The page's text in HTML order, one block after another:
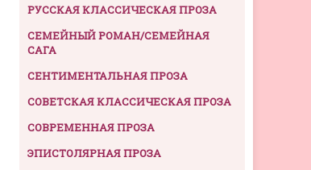
РУССКАЯ КЛАССИЧЕСКАЯ ПРОЗА
СЕМЕЙНЫЙ РОМАН/СЕМЕЙНАЯ
САГА
СЕНТИМЕНТАЛЬНАЯ ПРОЗА
СОВЕТСКАЯ КЛАССИЧЕСКАЯ ПРОЗА
СОВРЕМЕННАЯ ПРОЗА
ЭПИСТОЛЯРНАЯ ПРОЗА